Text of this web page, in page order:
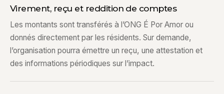
Virement, reçu et reddition de comptes
Les montants sont transférés à l’ONG É Por Amor ou
donnés directement par les résidents. Sur demande,
l’organisation pourra émettre un reçu, une attestation et
des informations périodiques sur l’impact.